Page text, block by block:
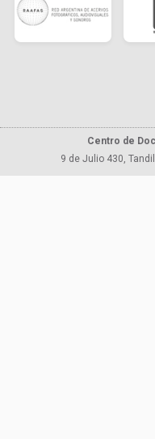
Centro de
9 de Julio 430,